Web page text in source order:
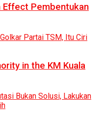
Effect Pembentukan
in the KM Kuala